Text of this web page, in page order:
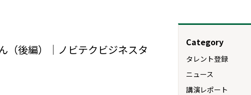
（後編）｜ノビテクビジネスタ
Category
タレント登録
ニュース
講演レポート